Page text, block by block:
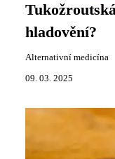
hladovění?
Alternativní medicína
09. 03. 2025